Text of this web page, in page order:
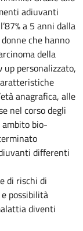
adiuvanti
a 5 anni dalla
che hanno
della
up personalizzato,
anagrafica, alle
nel corso degli
ambito bio-
differenti
di rischi di
possibilità
diventi